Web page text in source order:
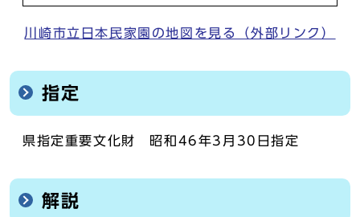
川崎市立日本民家園の地図を見る（外部リンク）
指定
県指定重要文化財 昭和46年3月30日指定
解説